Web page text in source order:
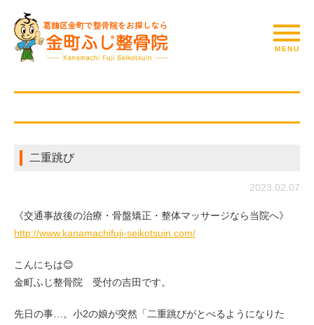
二重跳び
2023.02.07
《交通事故後の治療・骨盤矯正・整体マッサージなら当院へ》
http://www.kanamachifuji-seikotsuin.com/
こんにちは😊
金町ふじ整骨院 受付の吉田です。
先日の事…。小2の娘が突然「二重跳びがとべるようになりた